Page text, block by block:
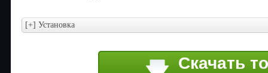
Скачать